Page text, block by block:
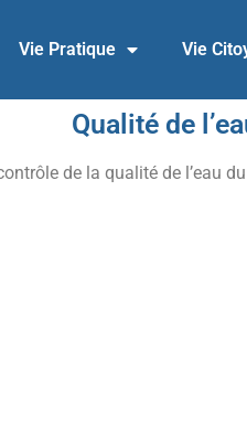
Vie Pratique Vie
Qualité de
de la qualité de l’eau